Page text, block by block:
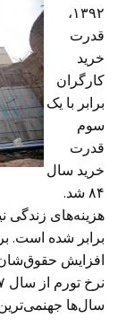
۱۳۹۲،
قدرت
خرید
کارگران
برابر با یک
سوم
قدرت
خرید سال
۸۴ شد.
برابر شده است.
سال‌ها